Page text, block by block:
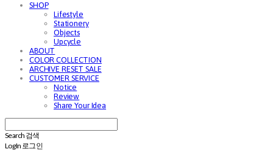
SHOP
Lifestyle
Stationery
Objects
Upcycle
ABOUT
COLOR COLLECTION
ARCHIVE RESET SALE
CUSTOMER SERVICE
Notice
Review
Share Your Idea
Search 검색
Log In 로그인